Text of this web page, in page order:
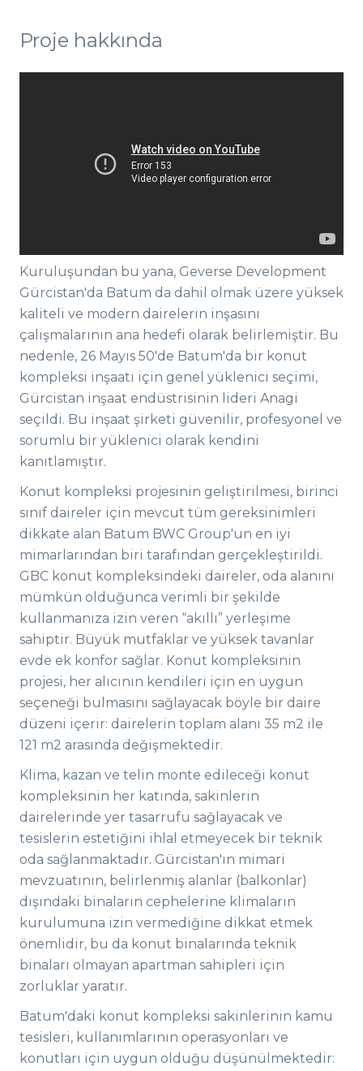
Proje hakkında
Kuruluşundan bu yana, Geverse Development
Gürcistan'da Batum da dahil olmak üzere yüksek
kaliteli ve modern dairelerin inşasını
çalışmalarının ana hedefi olarak belirlemiştir. Bu
nedenle, 26 Mayıs 50'de Batum'da bir konut
kompleksi inşaatı için genel yüklenici seçimi,
Gürcistan inşaat endüstrisinin lideri Anagi
seçildi. Bu inşaat şirketi güvenilir, profesyonel ve
sorumlu bir yüklenici olarak kendini
kanıtlamıştır.
Konut kompleksi projesinin geliştirilmesi, birinci
sınıf daireler için mevcut tüm gereksinimleri
dikkate alan Batum BWC Group'un en iyi
mimarlarından biri tarafından gerçekleştirildi.
GBC konut kompleksindeki daireler, oda alanını
mümkün olduğunca verimli bir şekilde
kullanmanıza izin veren “akıllı” yerleşime
sahiptir. Büyük mutfaklar ve yüksek tavanlar
evde ek konfor sağlar. Konut kompleksinin
projesi, her alıcının kendileri için en uygun
seçeneği bulmasını sağlayacak böyle bir daire
düzeni içerir: dairelerin toplam alanı 35 m2 ile
121 m2 arasında değişmektedir.
Klima, kazan ve telin monte edileceği konut
kompleksinin her katında, sakinlerin
dairelerinde yer tasarrufu sağlayacak ve
tesislerin estetiğini ihlal etmeyecek bir teknik
oda sağlanmaktadır. Gürcistan'ın mimari
mevzuatının, belirlenmiş alanlar (balkonlar)
dışındaki binaların cephelerine klimaların
kurulumuna izin vermediğine dikkat etmek
önemlidir, bu da konut binalarında teknik
binaları olmayan apartman sahipleri için
zorluklar yaratır.
Batum'daki konut kompleksi sakinlerinin kamu
tesisleri, kullanımlarının operasyonları ve
konutları için uygun olduğu düşünülmektedir: